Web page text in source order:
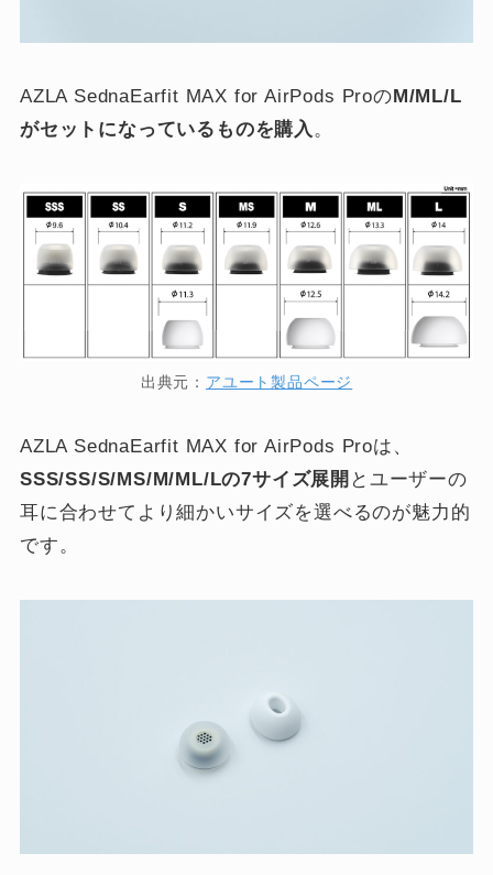
AZLA SednaEarfit MAX for AirPods Proの M/ML/L
がセットになっているものを購入。
出典元： アユート製品ページ
AZLA SednaEarfit MAX for AirPods Proは、
SSS/SS/S/MS/M/ML/Lの7サイズ展開 とユーザーの
耳に合わせてより細かいサイズを選べるのが魅力的
です。